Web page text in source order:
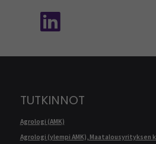
TUTKINNOT
Agrologi (AMK)
Agrologi (ylempi AMK), Maatalousyrityksen